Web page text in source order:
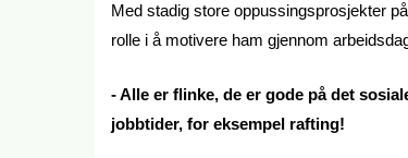
Med stadig store oppussingsprosjekter
rolle i å motivere ham gjennom
- Alle er flinke, de er gode på det
jobbtider, for eksempel rafting!